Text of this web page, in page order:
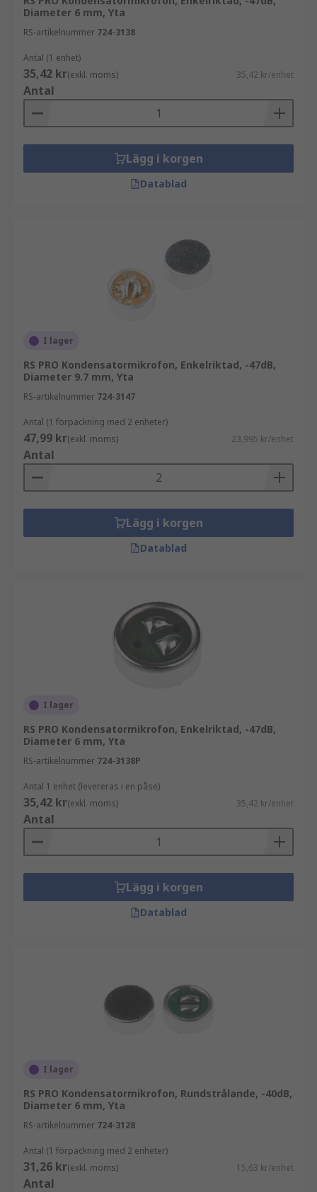
Diameter 6 mm, Yta
RS-artikelnummer 724-3138
Antal (1 enhet)
35,42 kr(exkl. moms) 35,42 kr/enhet
Antal
Lägg i korgen
Datablad
I lager
RS PRO Kondensatormikrofon, Enkelriktad, -47dB,
Diameter 9.7 mm, Yta
RS-artikelnummer 724-3147
Antal (1 förpackning med 2 enheter)
47,99 kr(exkl. moms) 23,995 kr/enhet
Antal
Lägg i korgen
Datablad
I lager
RS PRO Kondensatormikrofon, Enkelriktad, -47dB,
Diameter 6 mm, Yta
RS-artikelnummer 724-3138P
Antal 1 enhet (levereras i en påse)
35,42 kr(exkl. moms) 35,42 kr/enhet
Antal
Lägg i korgen
Datablad
I lager
RS PRO Kondensatormikrofon, Rundstrålande, -40dB,
Diameter 6 mm, Yta
RS-artikelnummer 724-3128
Antal (1 förpackning med 2 enheter)
31,26 kr(exkl. moms) 15,63 kr/enhet
Antal